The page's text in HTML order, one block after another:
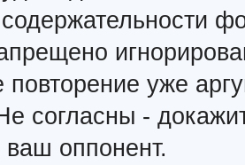
повторение уже
согласны -
ваш оппонент.